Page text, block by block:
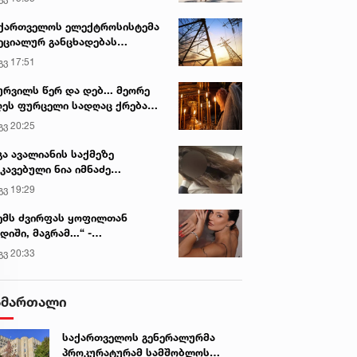
ელექტროსისტემა
განცხადებას
17:51
წერ და დებ... მეორე
ფურცელი სადღაც ქრება
სურვილი სრულდება...“ -
ტაძარი შიდა
20:25
ავალიანის საქმეზე
ნია იმნაძე
გადაჰყავთ
19:29
ძვირფას ყოფილთან
მაგრამ...“ -
პაიჭაძის
აღიარება
20:33
საქართველოს გენერალურმა
პროკურატურამ სამშობლოს